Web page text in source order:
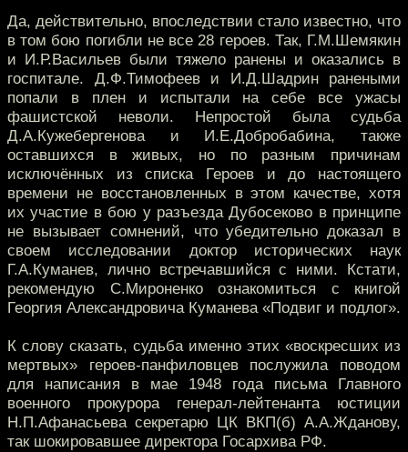
Да, действительно, впоследствии стало известно, что
в том бою погибли не все 28 героев. Так, Г.М.Шемякин
и И.Р.Васильев были тяжело ранены и оказались в
госпитале. Д.Ф.Тимофеев и И.Д.Шадрин ранеными
попали в плен и испытали на себе все ужасы
фашистской неволи. Непростой была судьба
Д.А.Кужебергенова и И.Е.Добробабина, также
оставшихся в живых, но по разным причинам
исключённых из списка Героев и до настоящего
времени не восстановленных в этом качестве, хотя
их участие в бою у разъезда Дубосеково в принципе
не вызывает сомнений, что убедительно доказал в
своем исследовании доктор исторических наук
Г.А.Куманев, лично встречавшийся с ними. Кстати,
рекомендую С.Мироненко ознакомиться с книгой
Георгия Александровича Куманева «Подвиг и подлог».
К слову сказать, судьба именно этих «воскресших из
мертвых» героев-панфиловцев послужила поводом
для написания в мае 1948 года письма Главного
военного прокурора генерал-лейтенанта юстиции
Н.П.Афанасьева секретарю ЦК ВКП(б) А.А.Жданову,
так шокировавшее директора Госархива РФ.